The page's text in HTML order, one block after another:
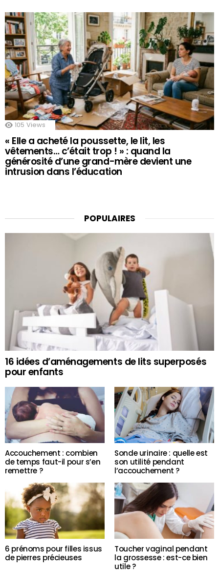
105 Views
« Elle a acheté la poussette, le lit, les
vêtements… c’était trop ! » : quand la
générosité d’une grand-mère devient une
intrusion dans l’éducation
POPULAIRES
16 idées d’aménagements de lits superposés
pour enfants
Accouchement : combien
de temps faut-il pour s’en
remettre ?
Sonde urinaire : quelle est
son utilité pendant
l’accouchement ?
6 prénoms pour filles issus
de pierres précieuses
Toucher vaginal pendant
la grossesse : est-ce bien
utile ?